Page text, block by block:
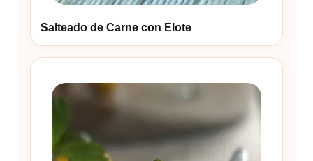
Salteado de Carne con Elote